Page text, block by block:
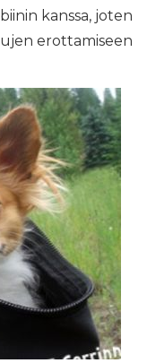
kanssa, joten
erottamiseen